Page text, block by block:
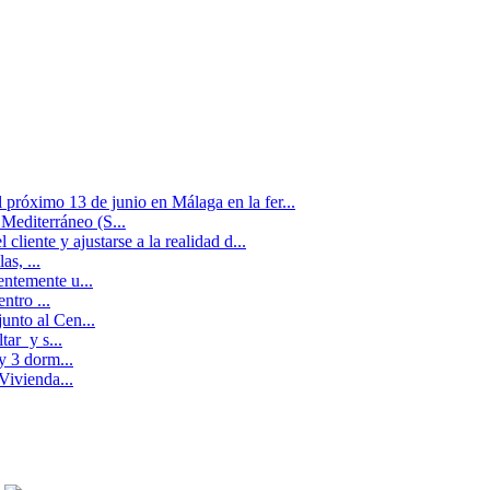
próximo 13 de junio en Málaga en la fer...
(S...
cliente y ajustarse a la realidad d...
...
u...
...
al Cen...
y s...
3 dorm...